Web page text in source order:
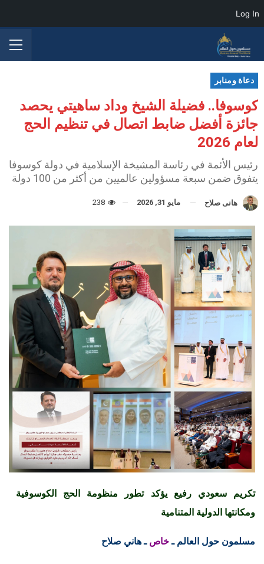
دعاة ومنابر
كوسوفا.. فضيلة الشيخ وداد ساهيتي يحصد
جائزة أفضل ضابط اتصال في تنظيم الحج
لعام 2026
رئيس الأئمة في رئاسة المشيخة الإسلامية في دولة كوسوفا
يتفوق ضمن سبعة مسؤولين عالميين من أكثر من 100 دولة
هانى صلاح مايو 31, 2026
تكريم سعودي رفيع يؤكد تطور منظومة الحج الكوسوفية
ومكانتها الدولية المتنامية
مسلمون حول العالم ـخاص ـ هاني صلاح
Log In